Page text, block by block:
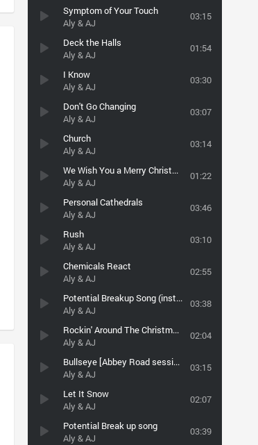
Symptom of Your Touch
Aly & AJ
03:15
Deck the Halls
Aly & AJ
01:54
I Know
Aly & AJ
03:30
Don't Go Changing
Aly & AJ
03:07
Church
Aly & AJ
03:14
We Wish You a Merry Christmas
Aly & AJ
01:22
Personal Cathedrals
Aly & AJ
03:46
Rush
Aly & AJ
03:10
Chemicals React
Aly & AJ
02:55
Potential Breakup Song (instrumental)
Aly & AJ
03:38
Rockin' Around The Christmas Tree
Aly & AJ
02:04
Bullseye [Abbey Road sessions] (2007)
Aly & AJ
03:15
Let It Snow
Aly & AJ
02:07
Potential Break up song
Aly & AJ
03:39